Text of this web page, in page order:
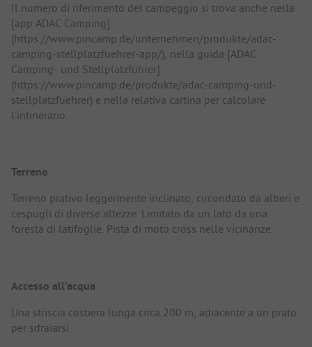
Il numero di riferimento del campeggio si trova anche nella
[app ADAC Camping]
(https://www.pincamp.de/unternehmen/produkte/adac-
camping-stellplatzfuehrer-app/), nella guida [ADAC
Camping- und Stellplatzführer]
(https://www.pincamp.de/produkte/adac-camping-und-
stellplatzfuehrer) e nella relativa cartina per calcolare
l'intinerario.
Terreno
Terreno prativo leggermente inclinato, circondato da alberi e
cespugli di diverse altezze. Limitato da un lato da una
foresta di latifoglie. Pista di moto cross nelle vicinanze.
Accesso all'acqua
Una striscia costiera lunga circa 200 m, adiacente a un prato
per sdraiarsi.